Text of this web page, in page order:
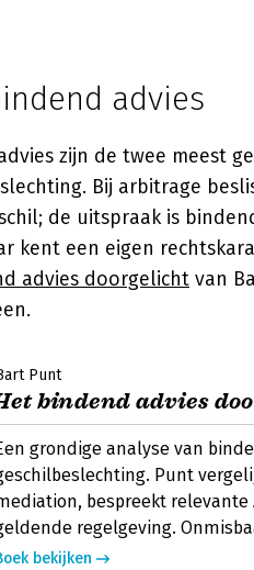
advies
zijn de twee meest
Bij arbitrage
de uitspraak is
kent een eigen
advies doorgelicht van
Punt
bindend advies
grondige analyse van
Punt
bespreekt
regelgeving.
bekijken